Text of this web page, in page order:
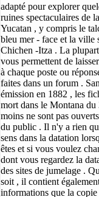
adapté pour explorer
ruines spectaculaires de
Yucatan , y compris le
bleu mer - face et la ville
Chichen -Itza . La
vous permettent de
à chaque poste ou
faites dans un forum .
émission en 1882 , les
mort dans le Montana du
moins ne sont pas
du public . Il n'y a rien
sens dans la datation
êtes et si vous voulez
dont vous regardez la
des sites de jumelage .
soit , il contient
informations que la copie